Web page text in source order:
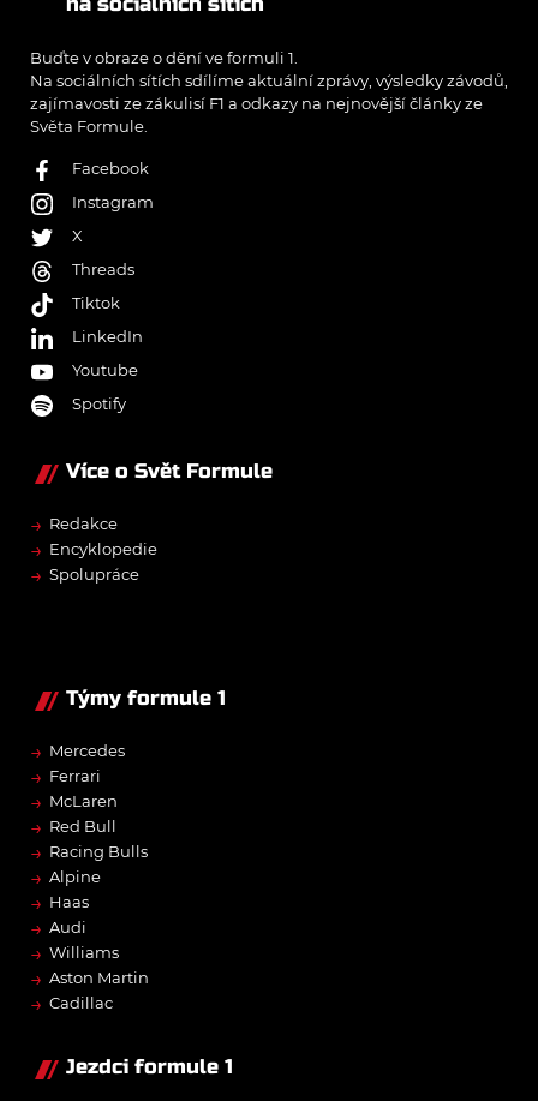
Buďte v obraze o dění ve formuli 1.
Na sociálních sítích sdílíme aktuální zprávy, výsledky závodů,
zajímavosti ze zákulisí F1 a odkazy na nejnovější články ze
Světa Formule.
Facebook
Instagram
X
Threads
Tiktok
LinkedIn
Youtube
Spotify
Více o Svět Formule
→ Redakce
→ Encyklopedie
→ Spolupráce
Týmy formule 1
→ Mercedes
→ Ferrari
→ McLaren
→ Red Bull
→ Racing Bulls
→ Alpine
→ Haas
→ Audi
→ Williams
→ Aston Martin
→ Cadillac
Jezdci formule 1